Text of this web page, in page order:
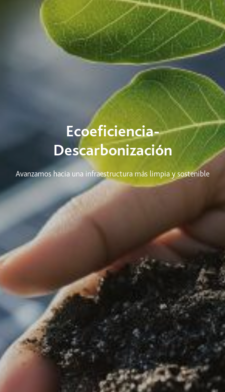
Ecoeficiencia-
Descarbonización
Avanzamos hacia una infraestructura más limpia y sostenible